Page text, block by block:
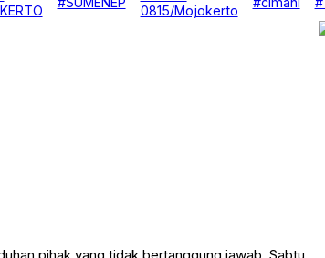
0815/Mojokerto
pihak yang tidak bertanggung jawab, Sabtu